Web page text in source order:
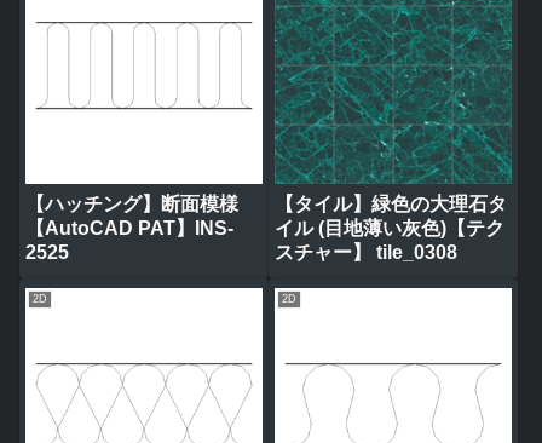
【ハッチング】断面模様
【AutoCAD PAT】INS-
2525
【タイル】緑色の大理石タ
イル (目地薄い灰色)【テク
スチャー】 tile_0308
2D 2D